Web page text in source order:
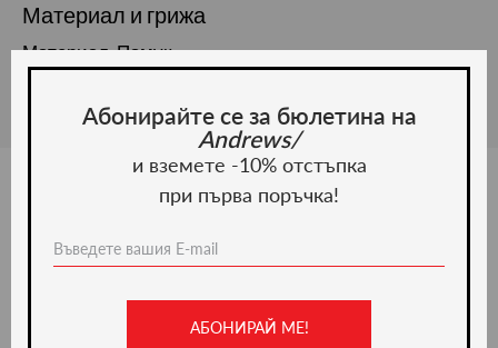
Материал и грижа
Материал: Памук
Ние препоръчваме
Абонирайте се за бюлетина на
Andrews/
и вземете -10% отстъпка
при първа поръчка!
АБОНИРАЙ МЕ!